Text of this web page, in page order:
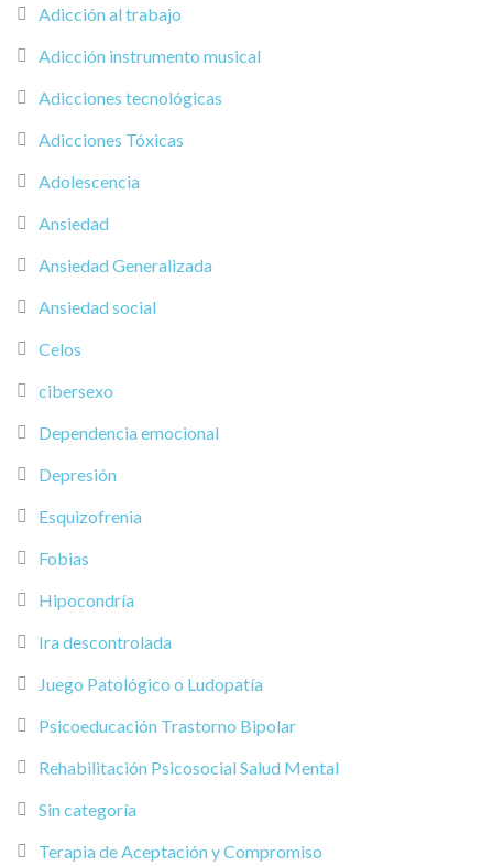
Adicción al trabajo
Adicción instrumento musical
Adicciones tecnológicas
Adicciones Tóxicas
Adolescencia
Ansiedad
Ansiedad Generalizada
Ansiedad social
Celos
cibersexo
Dependencia emocional
Depresión
Esquizofrenia
Fobias
Hipocondría
Ira descontrolada
Juego Patológico o Ludopatía
Psicoeducación Trastorno Bipolar
Rehabilitación Psicosocial Salud Mental
Sin categoría
Terapia de Aceptación y Compromiso